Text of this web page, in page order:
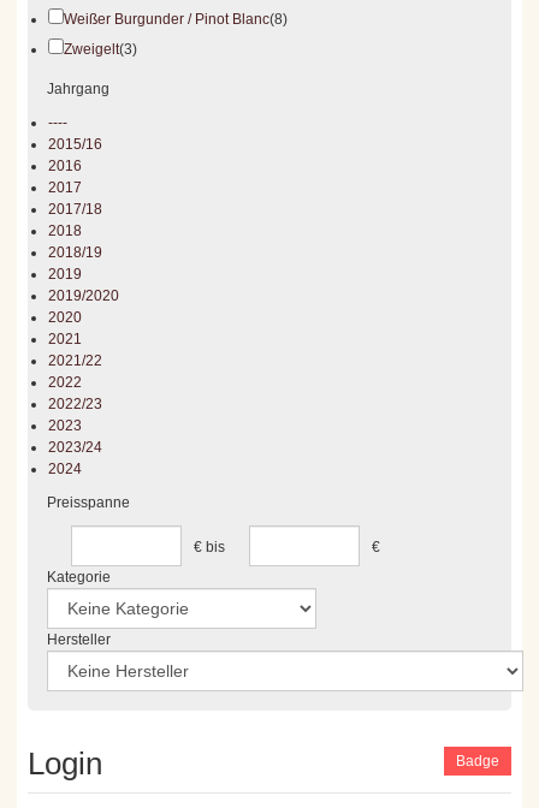
Weißer Burgunder / Pinot Blanc(8)
Zweigelt(3)
Jahrgang
----
2015/16
2016
2017
2017/18
2018
2018/19
2019
2019/2020
2020
2021
2021/22
2022
2022/23
2023
2023/24
2024
Preisspanne
€ bis
€
Kategorie
Hersteller
Login Badge